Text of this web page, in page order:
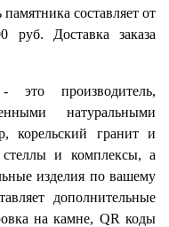
составляет от
руб. Доставка заказа
это производитель,
натуральными
корельский гранит и
и комплексы, а
изделия по вашему
дополнительные
на камне, QR коды